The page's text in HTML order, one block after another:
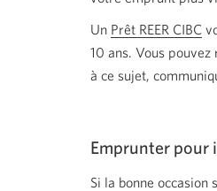
Un Prêt REER CIBC
10 ans. Vous
à ce sujet,
Emprunter pour
Si la bonne